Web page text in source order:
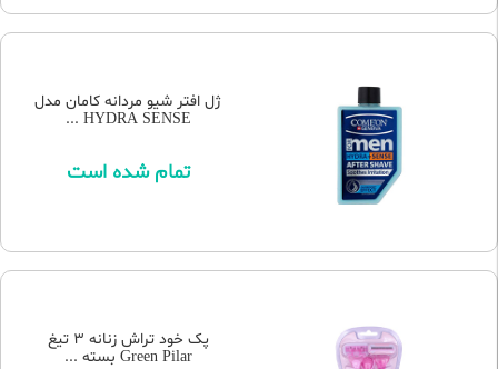
ژل افتر شیو مردانه کامان مدل
HYDRA SENSE ...
تمام شده است
پک خود تراش زنانه 3 تیغ
Green Pilar بسته ...